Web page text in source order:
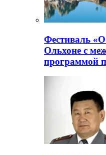
Фестиваль
Ольхоне с
программой